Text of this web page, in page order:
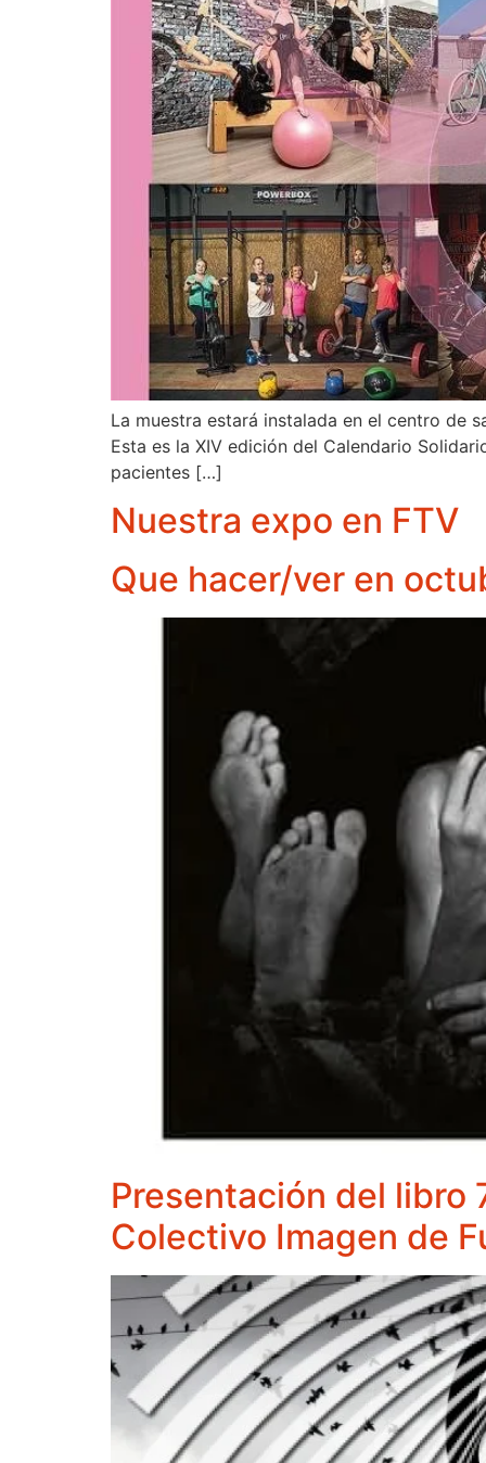
La muestra estará instalada en el centro de
Esta es la XIV edición del Calendario
pacientes […]
Nuestra expo en FTV
Que hacer/ver en
Presentación del libro
Colectivo Imagen de